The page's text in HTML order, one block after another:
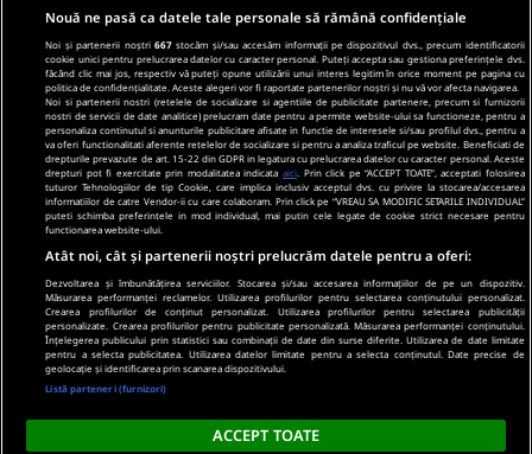
Nouă ne pasă ca datele tale personale să rămână confidențiale
Noi și partenerii noștri667 stocăm și/sau accesăm informații pe dispozitivul dvs., precum identificatorii
cookie unici pentru prelucrarea datelor cu caracter personal. Puteți accepta sau gestiona preferințele dvs.
făcând clic mai jos, respectiv vă puteți opune utilizării unui interes legitim în orice moment pe pagina cu
politica de confidențialitate. Aceste alegeri vor fi raportate partenerilor noștri și nu vă vor afecta navigarea.
Noi si partenerii nostri (retelele de socializare si agentiile de publicitate partenere, precum si furnizorii
nostri de servicii de date analitice) prelucram date pentru a permite website-ului sa functioneze, pentru a
personaliza continutul si anunturile publicitare afisate in functie de interesele si/sau profilul dvs., pentru a
va oferi functionalitati aferente retelelor de socializare si pentru a analiza traficul pe website. Beneficiati de
drepturile prevazute de art. 15-22 din GDPR in legatura cu prelucrarea datelor cu caracter personal. Aceste
drepturi pot fi exercitate prin modalitatea indicata aici . Prin click pe “ACCEPT TOATE”, acceptati folosirea
tuturor Tehnologiilor de tip Cookie, care implica inclusiv acceptul dvs. cu privire la stocarea/accesarea
informatiilor de catre Vendor-ii cu care colaboram. Prin click pe “VREAU SA MODIFIC SETARILE INDIVIDUAL”
puteti schimba preferintele in mod individual, mai putin cele legate de cookie strict necesare pentru
functionarea website-ului.
Atât noi, cât și partenerii noștri prelucrăm datele pentru a oferi:
Dezvoltarea și îmbunătățirea serviciilor. Stocarea și/sau accesarea informațiilor de pe un dispozitiv.
Măsurarea performanței reclamelor. Utilizarea profilurilor pentru selectarea conținutului personalizat.
Crearea profilurilor de conținut personalizat. Utilizarea profilurilor pentru selectarea publicității
personalizate. Crearea profilurilor pentru publicitate personalizată. Măsurarea performanței conținutului.
Înțelegerea publicului prin statistici sau combinații de date din surse diferite. Utilizarea de date limitate
pentru a selecta publicitatea. Utilizarea datelor limitate pentru a selecta conținutul. Date precise de
geolocație și identificarea prin scanarea dispozitivului.
Listă parteneri (furnizori)
ACCEPT TOATE